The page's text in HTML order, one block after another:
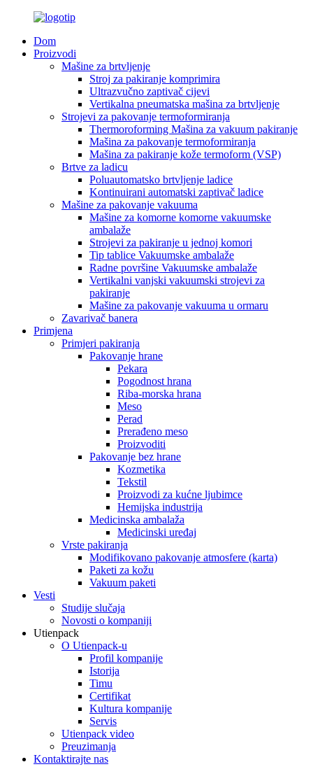
Dom
Proizvodi
Mašine za brtvljenje
Stroj za pakiranje komprimira
Ultrazvučno zaptivač cijevi
Vertikalna pneumatska mašina za brtvljenje
Strojevi za pakovanje termoformiranja
Thermoroforming Mašina za vakuum pakiranje
Mašina za pakovanje termoformiranja
Mašina za pakiranje kože termoform (VSP)
Brtve za ladicu
Poluautomatsko brtvljenje ladice
Kontinuirani automatski zaptivač ladice
Mašine za pakovanje vakuuma
Mašine za komorne komorne vakuumske
ambalaže
Strojevi za pakiranje u jednoj komori
Tip tablice Vakuumske ambalaže
Radne površine Vakuumske ambalaže
Vertikalni vanjski vakuumski strojevi za
pakiranje
Mašine za pakovanje vakuuma u ormaru
Zavarivač banera
Primjena
Primjeri pakiranja
Pakovanje hrane
Pekara
Pogodnost hrana
Riba-morska hrana
Meso
Perad
Prerađeno meso
Proizvoditi
Pakovanje bez hrane
Kozmetika
Tekstil
Proizvodi za kućne ljubimce
Hemijska industrija
Medicinska ambalaža
Medicinski uređaj
Vrste pakiranja
Modifikovano pakovanje atmosfere (karta)
Paketi za kožu
Vakuum paketi
Vesti
Studije slučaja
Novosti o kompaniji
Utienpack
O Utienpack-u
Profil kompanije
Istorija
Timu
Certifikat
Kultura kompanije
Servis
Utienpack video
Preuzimanja
Kontaktirajte nas